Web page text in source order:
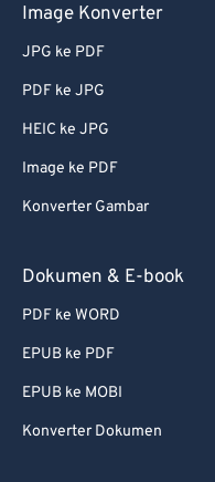
Image Konverter
JPG ke PDF
PDF ke JPG
HEIC ke JPG
Image ke PDF
Konverter Gambar
Dokumen & E-book
PDF ke WORD
EPUB ke PDF
EPUB ke MOBI
Konverter Dokumen